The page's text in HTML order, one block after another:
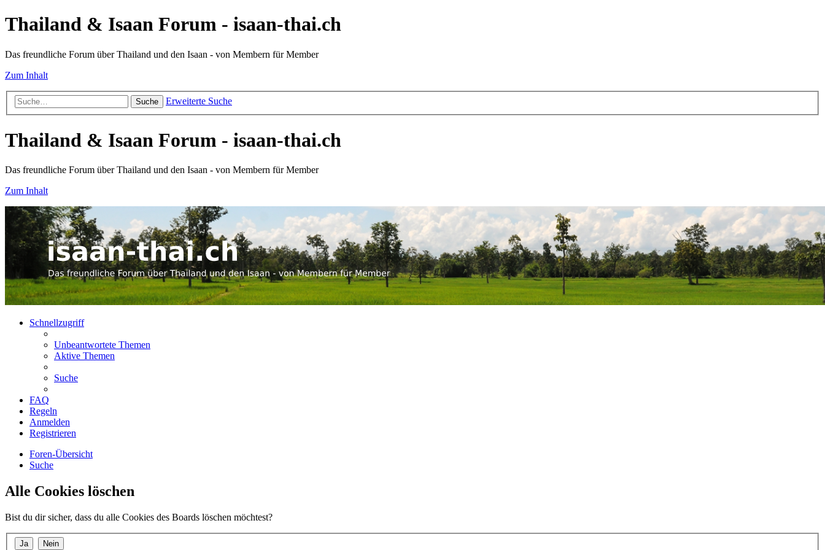
Thailand & Isaan Forum - isaan-thai.ch
Das freundliche Forum über Thailand und den Isaan - von Membern für Member
Zum Inhalt
Suche Erweiterte Suche
Thailand & Isaan Forum - isaan-thai.ch
Das freundliche Forum über Thailand und den Isaan - von Membern für Member
Zum Inhalt
Schnellzugriff
Unbeantwortete Themen
Aktive Themen
Suche
FAQ
Regeln
Anmelden
Registrieren
Foren-Übersicht
Suche
Alle Cookies löschen
Bist du dir sicher, dass du alle Cookies des Boards löschen möchtest?